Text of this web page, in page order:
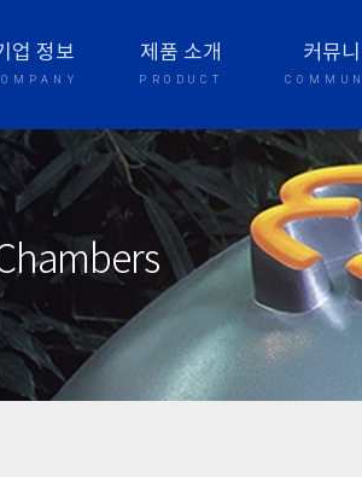
업 정보 제품 소개
PRODUCT
커뮤